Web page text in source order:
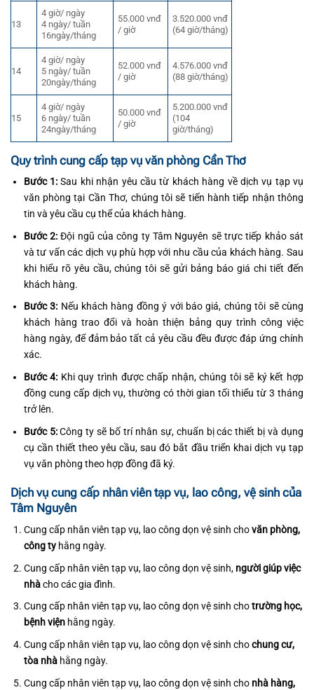
13
4 giờ/ ngày
4 ngày/ tuần
16ngày/tháng
55.000 vnđ
/ giờ
3.520.000 vnđ
(64 giờ/tháng)
14
4 giờ/ ngày
5 ngày/ tuần
20ngày/tháng
52.000 vnđ
/ giờ
4.576.000 vnđ
(88 giờ/tháng)
15
4 giờ/ ngày
6 ngày/ tuần
24ngày/tháng
50.000 vnđ
/ giờ
5.200.000 vnđ
(104
giờ/tháng)
Quy trình cung cấp tạp vụ văn phòng Cần Thơ
Bước 1: Sau khi nhận yêu cầu từ khách hàng về dịch vụ tạp vụ
văn phòng tại Cần Thơ, chúng tôi sẽ tiến hành tiếp nhận thông
tin và yêu cầu cụ thể của khách hàng.
Bước 2: Đội ngũ của công ty Tâm Nguyên sẽ trực tiếp khảo sát
và tư vấn các dịch vụ phù hợp với nhu cầu của khách hàng. Sau
khi hiểu rõ yêu cầu, chúng tôi sẽ gửi bảng báo giá chi tiết đến
khách hàng.
Bước 3: Nếu khách hàng đồng ý với báo giá, chúng tôi sẽ cùng
khách hàng trao đổi và hoàn thiện bảng quy trình công việc
hàng ngày, để đảm bảo tất cả yêu cầu đều được đáp ứng chính
xác.
Bước 4: Khi quy trình được chấp nhận, chúng tôi sẽ ký kết hợp
đồng cung cấp dịch vụ, thường có thời gian tối thiểu từ 3 tháng
trở lên.
Bước 5:Công ty sẽ bố trí nhân sự, chuẩn bị các thiết bị và dụng
cụ cần thiết theo yêu cầu, sau đó bắt đầu triển khai dịch vụ tạp
vụ văn phòng theo hợp đồng đã ký.
Dịch vụ cung cấp nhân viên tạp vụ, lao công, vệ sinh của
Tâm Nguyên
Cung cấp nhân viên tạp vụ, lao công dọn vệ sinh chovăn phòng,
công tyhằng ngày.
Cung cấp nhân viên tạp vụ, lao công dọn vệ sinh, người giúp việc
nhàcho các gia đình.
Cung cấp nhân viên tạp vụ, lao công dọn vệ sinh chotrường học,
bệnh việnhằng ngày.
Cung cấp nhân viên tạp vụ, lao công dọn vệ sinh chochung cư,
tòa nhàhằng ngày.
Cung cấp nhân viên tạp vụ, lao công dọn vệ sinh cho nhà hàng,